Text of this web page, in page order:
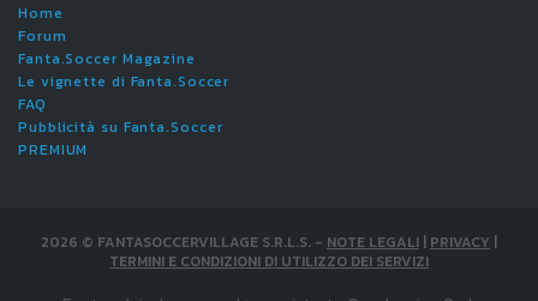
Home
Forum
Fanta.Soccer Magazine
Le vignette di Fanta.Soccer
FAQ
Pubblicità su Fanta.Soccer
PREMIUM
2026 © FANTASOCCERVILLAGE S.R.L.S. - NOTE LEGALI | PRIVACY |
TERMINI E CONDIZIONI DI UTILIZZO DEI SERVIZI